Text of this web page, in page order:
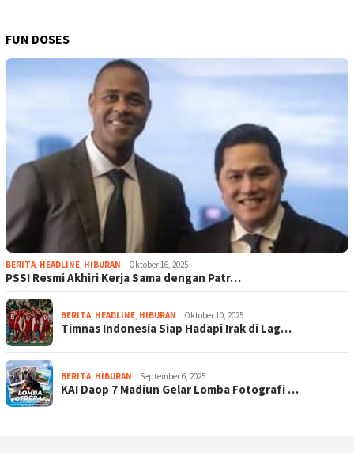
FUN DOSES
BERITA, HEADLINE, HIBURAN Oktober 16, 2025
PSSI Resmi Akhiri Kerja Sama dengan Patr…
BERITA, HEADLINE, HIBURAN Oktober 10, 2025
Timnas Indonesia Siap Hadapi Irak di Lag…
BERITA, HIBURAN September 6, 2025
KAI Daop 7 Madiun Gelar Lomba Fotografi …